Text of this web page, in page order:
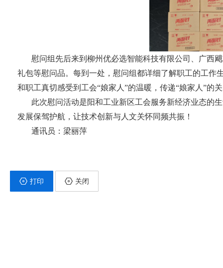
慰问组先后来到柳州优必选智能科技有限公司、广西
礼包等慰问品。每到一处，慰问组都详细了解职工的工
和职工真切感受到工会“娘家 人”的温暖，传递“娘家人”的
此次慰问活动是阳和工业新区工会服务新经济业态的
发展保驾护航，让技术创新与人文关怀同频共振！
通讯员：梁丽萍
打印 关闭